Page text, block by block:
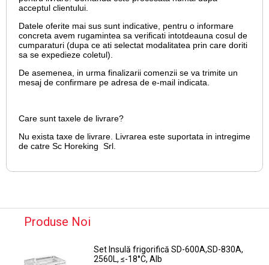
acceptul clientului.
Datele oferite mai sus sunt indicative, pentru o informare
concreta avem rugamintea sa verificati intotdeauna cosul de
cumparaturi (dupa ce ati selectat modalitatea prin care doriti
sa se expedieze coletul).
De asemenea, in urma finalizarii comenzii se va trimite un
mesaj de confirmare pe adresa de e-mail indicata.
Care sunt taxele de livrare?
Nu exista taxe de livrare. Livrarea este suportata in intregime
de catre Sc Horeking Srl.
Produse Noi
Set Insulă frigorifică SD-600A,SD-830A,
2560L, ≤-18°C, Alb